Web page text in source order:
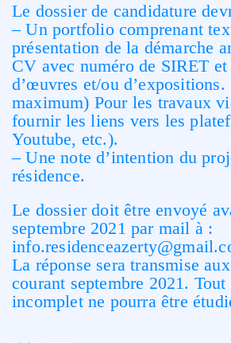
Le dossier de candidature
– Un portfolio comprenant
présentation de la démarche
CV avec numéro de SIRET
d’œuvres et/ou
maximum) Pour les travaux
fournir les liens vers les
Youtube, etc.).
– Une note d’intention du
résidence.
Le dossier doit être envoyé
septembre 2021 par mail à :
La réponse sera transmise
courant septembre 2021. Tout
incomplet ne pourra être